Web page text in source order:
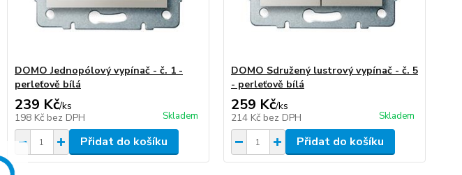
DOMO Jednopólový vypínač - č. 1 -
perleťově bílá
239 Kč/ks
198 Kč bez DPH Skladem
Přidat do košíku
DOMO Sdružený lustrový vypínač - č. 5
- perleťově bílá
259 Kč/ks
214 Kč bez DPH Skladem
Přidat do košíku